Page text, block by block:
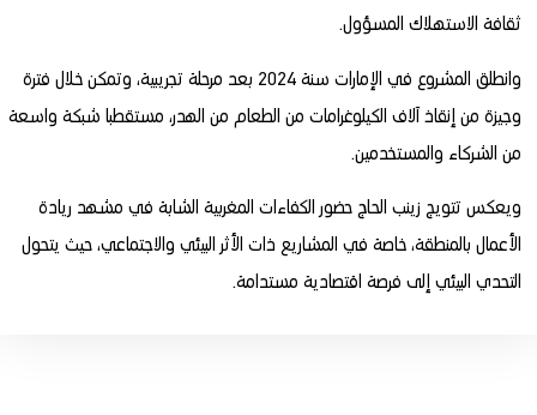
ثقافة الاستهلاك المسؤول.
وانطلق المشروع في الإمارات سنة 2024 بعد مرحلة تجريبية، وتمكن خلال فترة
وجيزة من إنقاذ آلاف الكيلوغرامات من الطعام من الهدر، مستقطبا شبكة واسعة
من الشركاء والمستخدمين.
ويعكس تتويج زينب الحاج حضور الكفاءات المغربية الشابة في مشهد ريادة
الأعمال بالمنطقة، خاصة في المشاريع ذات الأثر البيئي والاجتماعي، حيث يتحول
التحدي البيئي إلى فرصة اقتصادية مستدامة.